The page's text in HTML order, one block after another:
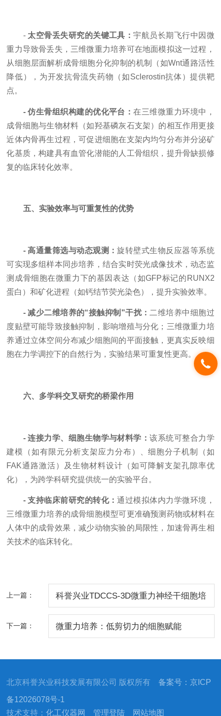
- 太空骨丢失研究的关键工具：宇航员长期飞行中因微
重力导致骨丢失，三维微重力培养可在地面模拟这一过程，
从细胞层面解析成骨细胞分化抑制的机制（如Wnt通路活性
降低），为开发抗骨流失药物（如Sclerostin抗体）提供靶
点。
- 仿生骨组织构建的优化平台：在三维微重力环境中，
成骨细胞与生物材料（如羟基磷灰石支架）的相互作用更接
近体内骨再生过程，可促进细胞在支架内均匀分布并分泌矿
化基质，构建具有血管化潜能的人工骨组织，提升骨缺损修
复的临床转化效率。
五、实验效率与可重复性的优势
- 高通量筛选与动态观测：旋转壁式生物反应器等系统
可实现多组样本同步培养，结合实时荧光成像技术，动态监
测成骨细胞在微重力下的基因表达（如GFP标记的RUNX2
蛋白）和矿化进程（如钙结节荧光染色），提升实验效率。
- 减少二维培养的“接触抑制"干扰：二维培养中细胞过
度贴壁可能导致接触抑制，影响增殖与分化；三维微重力培
养通过立体空间分布减少细胞间的平面接触，更真实反映细
胞在力学调控下的自然行为，实验结果可重复性更高。
六、多学科交叉研究的桥梁作用
- 连接力学、细胞生物学与材料学：该系统可整合力学
建模（如有限元分析支架应力分布）、细胞分子机制（如
FAK通路激活）及生物材料设计（如可降解支架孔隙率优
化），为跨学科研究提供统一的实验平台。
- 支持临床前研究的转化：通过模拟体内力学微环境，
三维微重力培养的成骨细胞模型可更准确预测药物或材料在
人体中的成骨效果，减少动物实验的局限性，加速骨再生相
关技术的临床转化。
上一篇： 科誉兴业TDCCS-3D微重力神经干细胞培
下一篇： 微重力培养：低剪切力的细胞赋能
北京科誉兴业科技发展有限公司 版权所有备案号：京ICP
备12026078号-1
技术支持：化工仪器网 管理登陆 网站地图